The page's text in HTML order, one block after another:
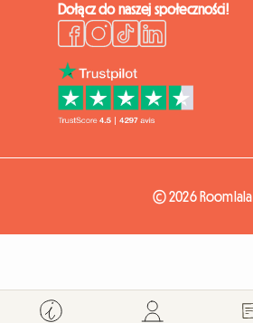
Dołącz do naszej społeczności!
© 2026 Roomlala